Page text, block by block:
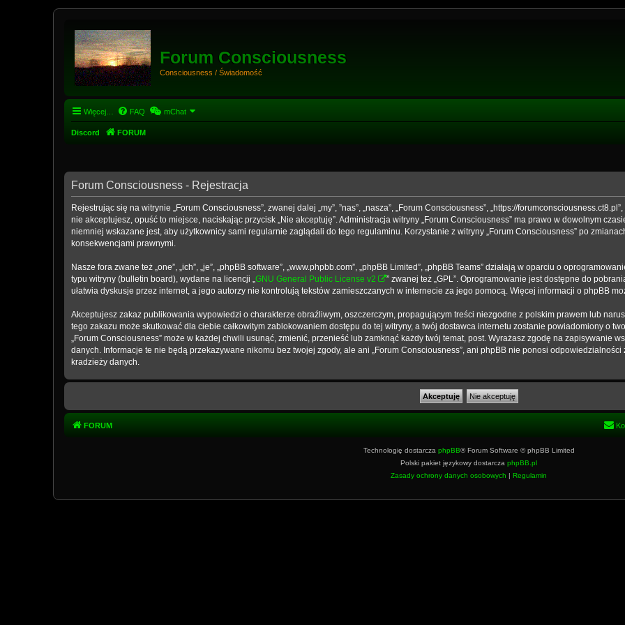
Forum Consciousness
Consciousness / Świadomość
Więcej… FAQ mChat
Discord FORUM
Forum Consciousness - Rejestracja
Rejestrując się na witrynie „Forum Consciousness”, zwanej dalej „my”, ”nas”, „nasza”, „Forum Consciousness”, „https://
nie akceptujesz, opuść to miejsce, naciskając przycisk „Nie akceptuję”. Administracja witryny „Forum Consciousness” ma prawo w dowolnym
niemniej wskazane jest, aby użytkownicy sami regularnie zaglądali do tego regulaminu. Korzystanie z witryny „Forum Consciousness” po
konsekwencjami prawnymi.
Nasze fora zwane też „one”, „ich”, „je”, „phpBB software”, „www.phpbb.com”, „phpBB Limited”, „phpBB Teams” działają w oparciu o
typu witryny (bulletin board), wydane na licencji „ GNU General Public License v2 ” zwanej też „GPL”. Oprogramowanie jest dostępne do
ułatwia dyskusje przez internet, a jego autorzy nie kontrolują tekstów zamieszczanych w internecie za jego pomocą. Więcej informacji o phpBB
Akceptujesz zakaz publikowania wypowiedzi o charakterze obraźliwym, oszczerczym, propagującym treści niezgodne z polskim prawem lub
tego zakazu może skutkować dla ciebie całkowitym zablokowaniem dostępu do tej witryny, a twój dostawca internetu zostanie powiadomiony o
„Forum Consciousness” może w każdej chwili usunąć, zmienić, przenieść lub zamknąć każdy twój temat, post. Wyrażasz zgodę na zapisywanie
danych. Informacje te nie będą przekazywane nikomu bez twojej zgody, ale ani „Forum Consciousness”, ani phpBB nie ponosi
kradzieży danych.
FORUM
Technologię dostarcza phpBB® Forum Software © phpBB Limited
Polski pakiet językowy dostarcza phpBB.pl
Zasady ochrony danych osobowych | Regulamin